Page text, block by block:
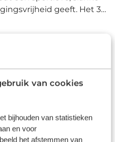
van cookies
bijhouden van statistieken
en voor
het afstemmen van
geeft. Het 3-
je in een
aan de voorzijde,
vrouwelijke anatomie,
tegen druk en
de zitbotjes en
wat bijdraagt aan